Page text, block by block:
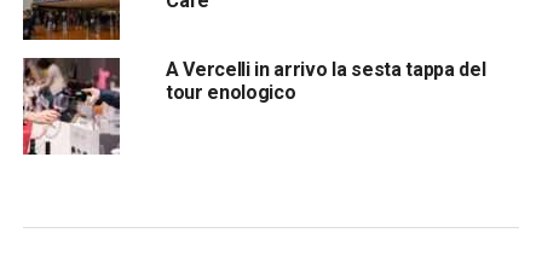
A Vercelli in arrivo la sesta tappa del
tour enologico